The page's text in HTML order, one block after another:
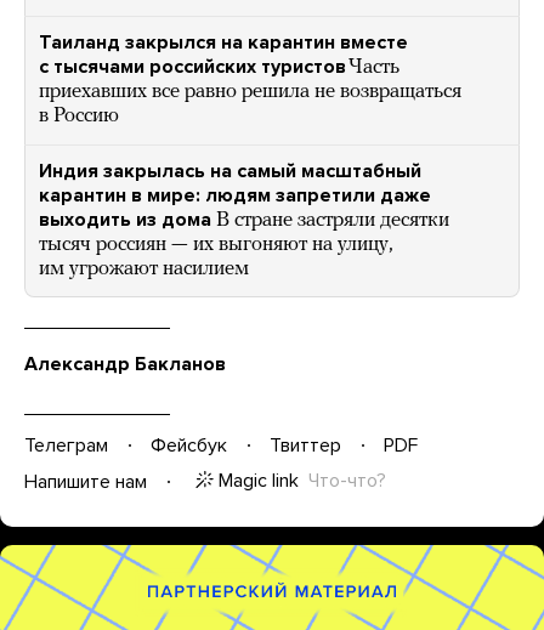
Таиланд закрылся на карантин вместе
с тысячами российских туристов Часть
приехавших все равно решила не возвращаться
в Россию
Индия закрылась на самый масштабный
карантин в мире: людям запретили даже
выходить из дома В стране застряли десятки
тысяч россиян — их выгоняют на улицу,
им угрожают насилием
Александр Бакланов
Телеграм Фейсбук Твиттер
PDF
Напишите нам
Magic link Что-что?